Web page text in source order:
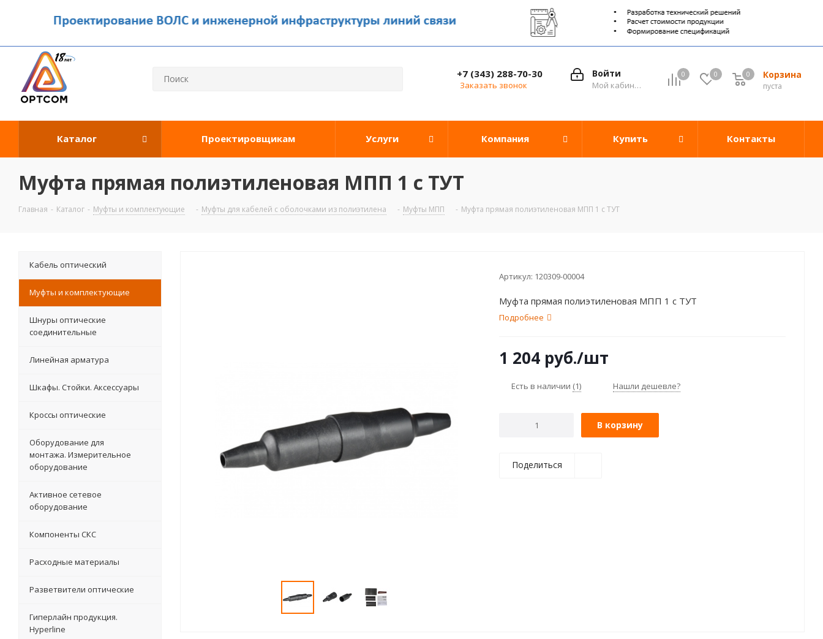
0 0 Корзина
0
пуста
0
Войти
Мой кабинет
+7 (343) 288-70-30
Заказать звонок
Каталог Проектировщикам Услуги Компания Купить Контакты
Муфта прямая полиэтиленовая МПП 1 с ТУТ
Главная - Каталог - Муфты и комплектующие - Муфты для кабелей с оболочками из полиэтилена - Муфты МПП - Муфта прямая полиэтиленовая МПП 1 с ТУТ
Артикул: 120309-00004
Муфта прямая полиэтиленовая МПП 1 с ТУТ
Подробнее
1 204 руб./шт
Есть в наличии (1) Нашли дешевле?
В корзину
Поделиться
Кабель оптический
Муфты и комплектующие
Шнуры оптические
соединительные
Линейная арматура
Шкафы. Стойки. Аксесcуары
Кроссы оптические
Оборудование для
монтажа. Измерительное
оборудование
Активное сетевое
оборудование
Компоненты СКС
Расходные материалы
Разветвители оптические
Гиперлайн продукция.
Hyperline